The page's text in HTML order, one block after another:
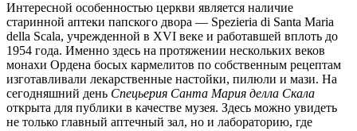
Интересной особенностью церкви является наличие
старинной аптеки папского двора — Spezieria di Santa Maria
della Scala, учрежденной в XVI веке и работавшей вплоть до
1954 года. Именно здесь на протяжении нескольких веков
монахи Ордена босых кармелитов по собственным рецептам
изготавливали лекарственные настойки, пилюли и мази. На
сегодняшний день Спецьерия Санта Мария делла Скала
открыта для публики в качестве музея. Здесь можно увидеть
не только главный аптечный зал, но и лабораторию, где